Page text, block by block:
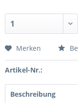
Merken
Artikel-Nr.:
Beschreibung